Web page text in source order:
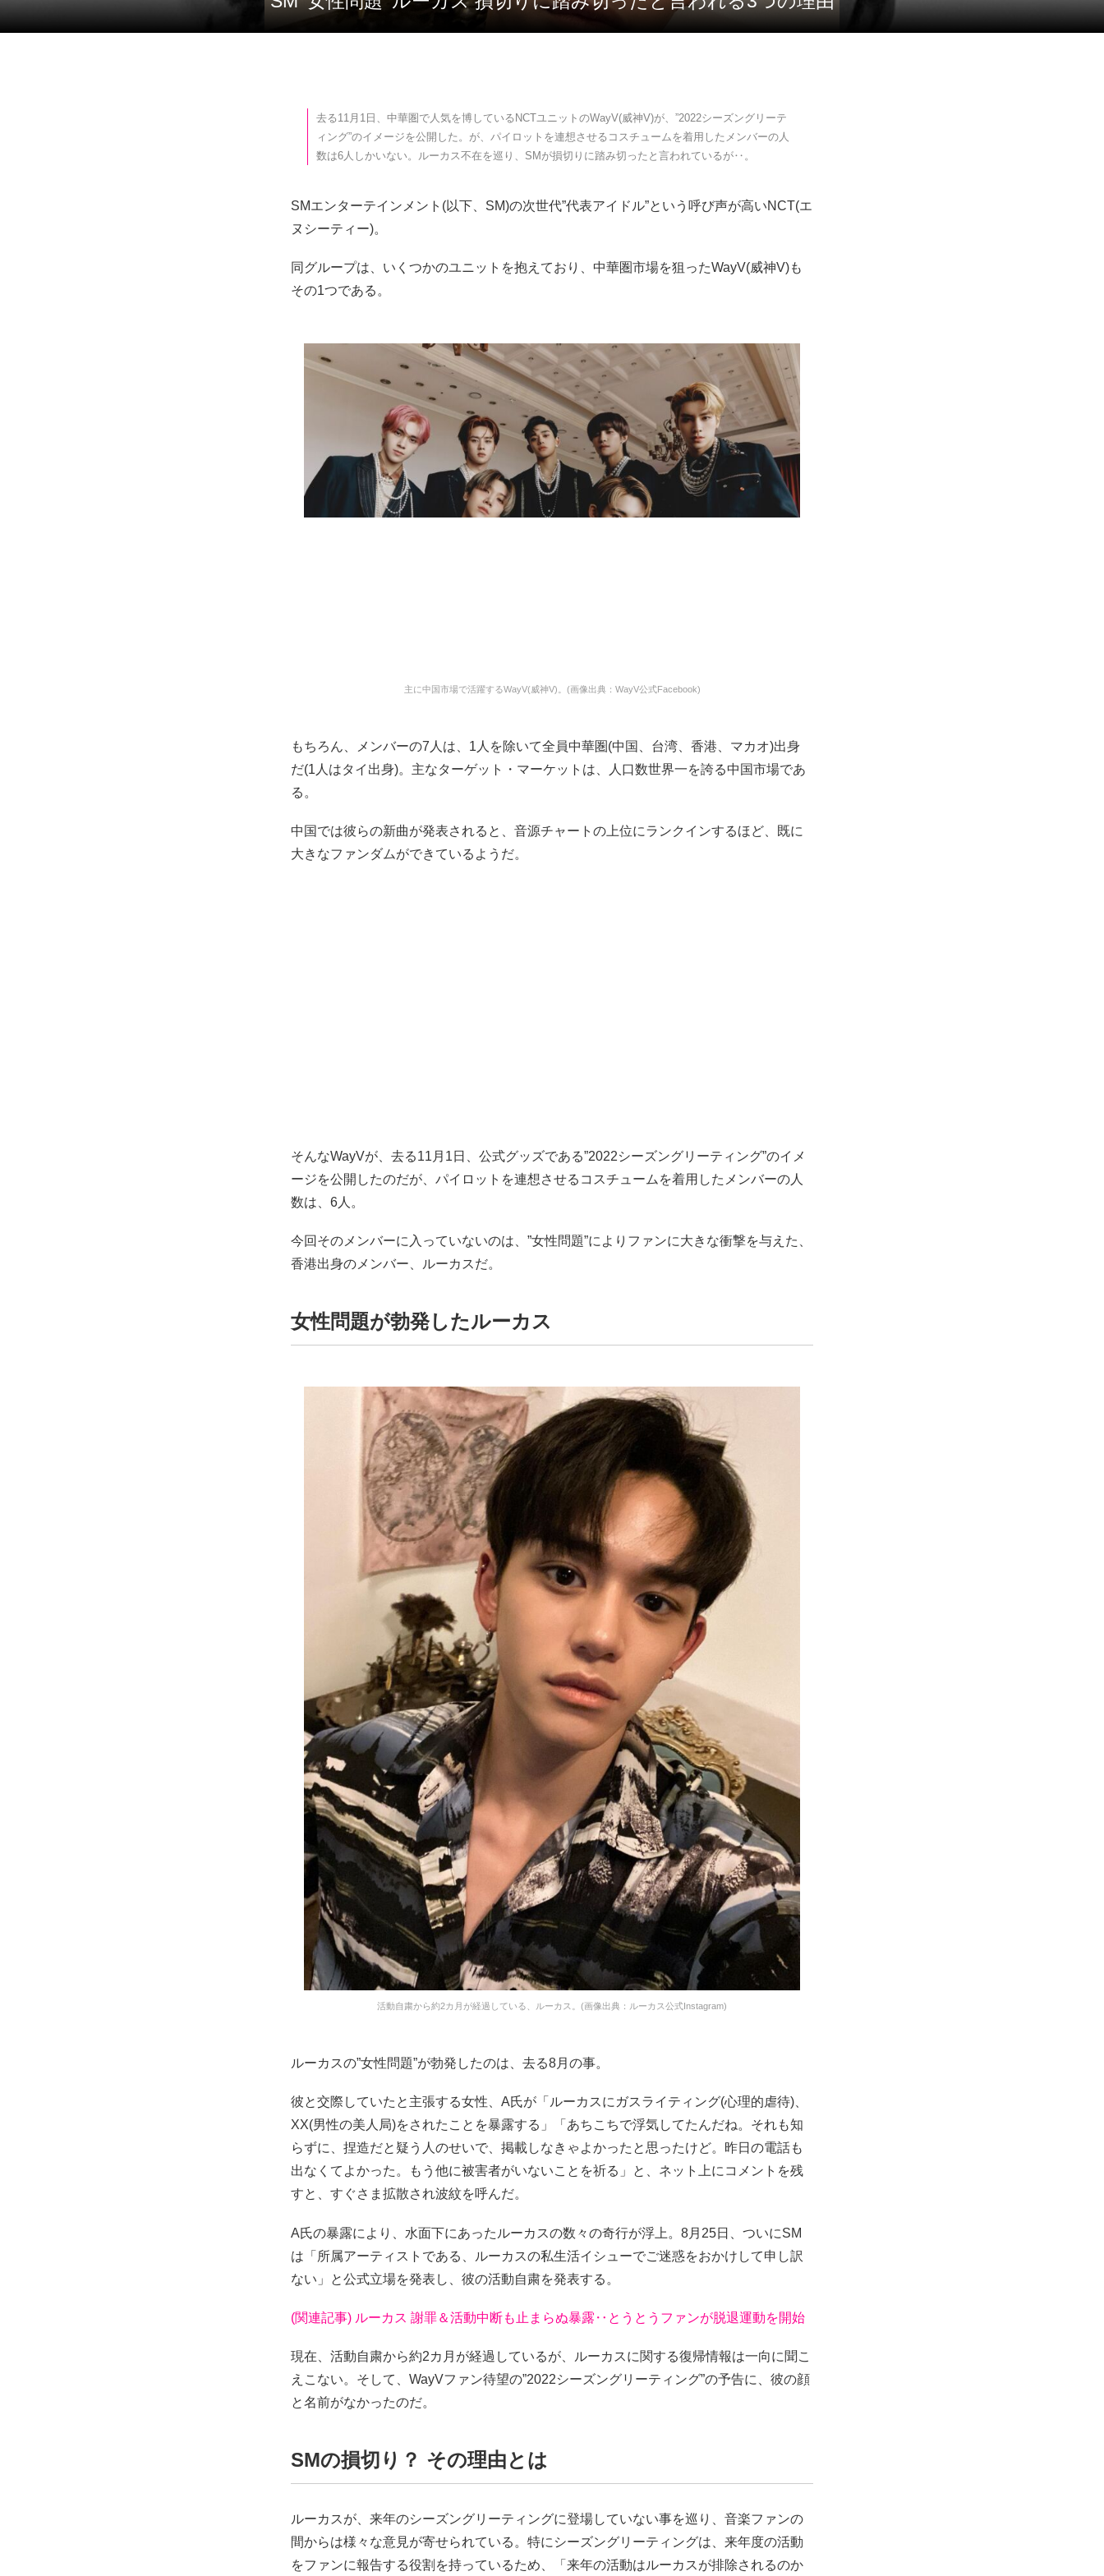
去る11月1日、中華圏で人気を博しているNCTユニットのWayV(威神V)が、”2022シーズングリーテ
ィング”のイメージを公開した。が、パイロットを連想させるコスチュームを着用したメンバーの人
数は6人しかいない。ルーカス不在を巡り、SMが損切りに踏み切ったと言われているが‥。
SMエンターテインメント(以下、SM)の次世代”代表アイドル”という呼び声が高いNCT(エ
ヌシーティー)。
同グループは、いくつかのユニットを抱えており、中華圏市場を狙ったWayV(威神V)も
その1つである。
主に中国市場で活躍するWayV(威神V)。(画像出典：WayV公式Facebook)
もちろん、メンバーの7人は、1人を除いて全員中華圏(中国、台湾、香港、マカオ)出身
だ(1人はタイ出身)。主なターゲット・マーケットは、人口数世界一を誇る中国市場であ
る。
中国では彼らの新曲が発表されると、音源チャートの上位にランクインするほど、既に
大きなファンダムができているようだ。
そんなWayVが、去る11月1日、公式グッズである”2022シーズングリーティング”のイメ
ージを公開したのだが、パイロットを連想させるコスチュームを着用したメンバーの人
数は、6人。
今回そのメンバーに入っていないのは、”女性問題”によりファンに大きな衝撃を与えた、
香港出身のメンバー、ルーカスだ。
女性問題が勃発したルーカス
活動自粛から約2カ月が経過している、ルーカス。(画像出典：ルーカス公式Instagram)
ルーカスの”女性問題”が勃発したのは、去る8月の事。
彼と交際していたと主張する女性、A氏が「ルーカスにガスライティング(心理的虐待)、
XX(男性の美人局)をされたことを暴露する」「あちこちで浮気してたんだね。それも知
らずに、捏造だと疑う人のせいで、掲載しなきゃよかったと思ったけど。昨日の電話も
出なくてよかった。もう他に被害者がいないことを祈る」と、ネット上にコメントを残
すと、すぐさま拡散され波紋を呼んだ。
A氏の暴露により、水面下にあったルーカスの数々の奇行が浮上。8月25日、ついにSМ
は「所属アーティストである、ルーカスの私生活イシューでご迷惑をおかけして申し訳
ない」と公式立場を発表し、彼の活動自粛を発表する。
(関連記事) ルーカス 謝罪＆活動中断も止まらぬ暴露‥とうとうファンが脱退運動を開始
現在、活動自粛から約2カ月が経過しているが、ルーカスに関する復帰情報は一向に聞こ
えこない。そして、WayVファン待望の”2022シーズングリーティング”の予告に、彼の顔
と名前がなかったのだ。
SMの損切り？ その理由とは
ルーカスが、来年のシーズングリーティングに登場していない事を巡り、音楽ファンの
間からは様々な意見が寄せられている。特にシーズングリーティングは、来年度の活動
をファンに報告する役割を持っているため、「来年の活動はルーカスが排除されるのか